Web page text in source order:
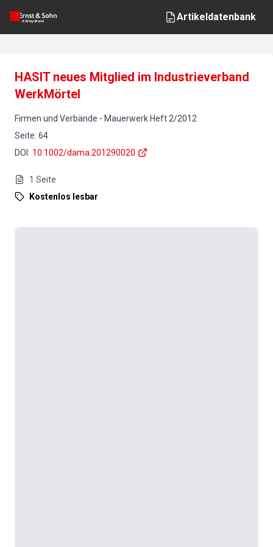
Artikeldatenbank
HASIT neues Mitglied im Industrieverband
WerkMörtel
Firmen und Verbände - Mauerwerk Heft 2/2012
Seite: 64
DOI : 10.1002/dama.201290020
1 Seite
Kostenlos lesbar